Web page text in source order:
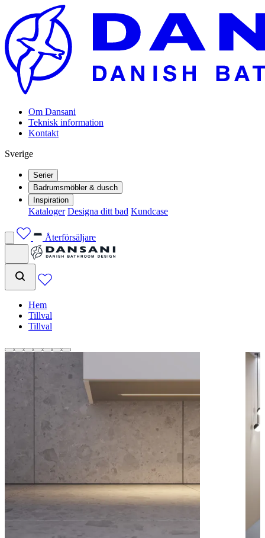
Om Dansani
Teknisk information
Kontakt
Sverige
Serier
Badrumsmöbler & dusch
Inspiration
Kataloger Designa ditt bad Kundcase
Återförsäljare
Hem
Tillval
Tillval